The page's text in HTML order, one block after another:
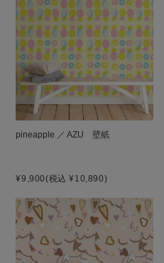
pineapple ／ AZU 壁紙
¥9,900(税込 ¥10,890)